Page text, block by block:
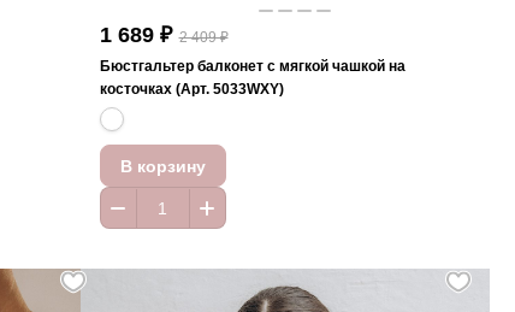
1 689 ₽ 2 409 ₽
Бюстгальтер балконет с мягкой чашкой на
косточках (Арт. 5033WXY)
В корзину